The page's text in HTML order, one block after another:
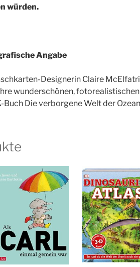
würden.
Angabe
Designerin Claire
wunderschönen,
Buch Die verborgene Welt der